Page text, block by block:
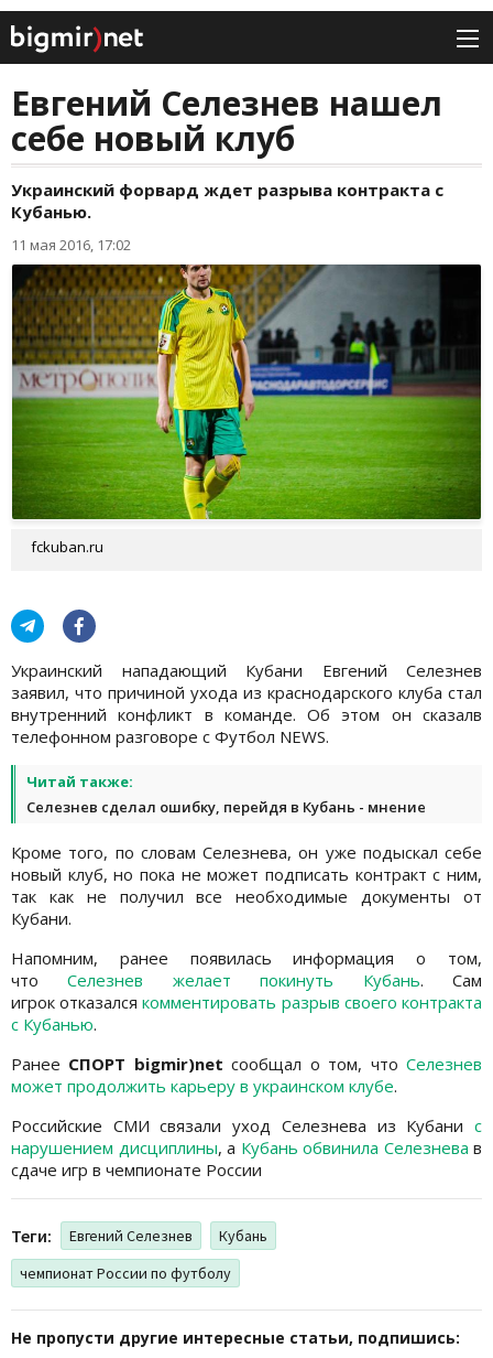
Евгений Селезнев нашел
себе новый клуб
Украинский форвард ждет разрыва контракта с
Кубанью.
11 мая 2016, 17:02
fckuban.ru
Украинский нападающий Кубани Евгений Селезнев
заявил, что причиной ухода из краснодарского клуба стал
внутренний конфликт в команде. Об этом он сказалв
телефонном разговоре с Футбол NEWS.
Читай также:
Селезнев сделал ошибку, перейдя в Кубань - мнение
Кроме того, по словам Селезнева, он уже подыскал себе
новый клуб, но пока не может подписать контракт с ним,
так как не получил все необходимые документы от
Кубани.
Напомним, ранее появилась информация о том,
чтоСелезнев желает покинуть Кубань. Сам
игрок отказалсякомментировать разрыв своего контракта
с Кубанью.
Ранее СПОРТ bigmir)net сообщал о том, чтоСелезнев
может продолжить карьеру в украинском клубе.
Российские СМИ связали уход Селезнева из Кубани с
нарушением дисциплины, а Кубань обвинила Селезнева в
сдаче игр в чемпионате России
Теги: Евгений Селезнев
Кубань
чемпионат России по футболу
Не пропусти другие интересные статьи, подпишись: